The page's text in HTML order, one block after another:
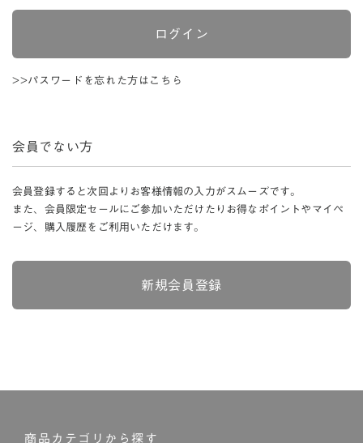
ログイン
>>パスワードを忘れた方はこちら
会員でない方
会員登録すると次回よりお客様情報の入力がスムーズです。
また、会員限定セールにご参加いただけたりお得なポイントやマイペ
ージ、購入履歴をご利用いただけます。
新規会員登録
商品カテゴリから探す